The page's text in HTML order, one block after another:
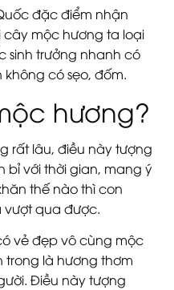
đặc điểm nhận
mộc hương ta loại
sinh trưởng nhanh có
có sẹo, đốm.
hương?
rất lâu, điều này tượng
bỉ với thời gian, mang ý
thế nào thì con
vượt qua được.
vẻ đẹp vô cùng mộc
trong là hương thơm
Điều này tượng